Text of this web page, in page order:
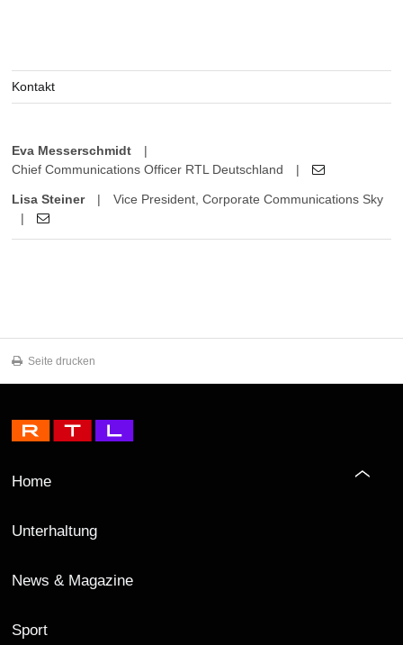
Kontakt
Eva Messerschmidt
|
Chief Communications Officer RTL Deutschland
|
Lisa Steiner |
Vice President, Corporate Communications Sky
|
Seite drucken
Home
Unterhaltung
News & Magazine
Sport